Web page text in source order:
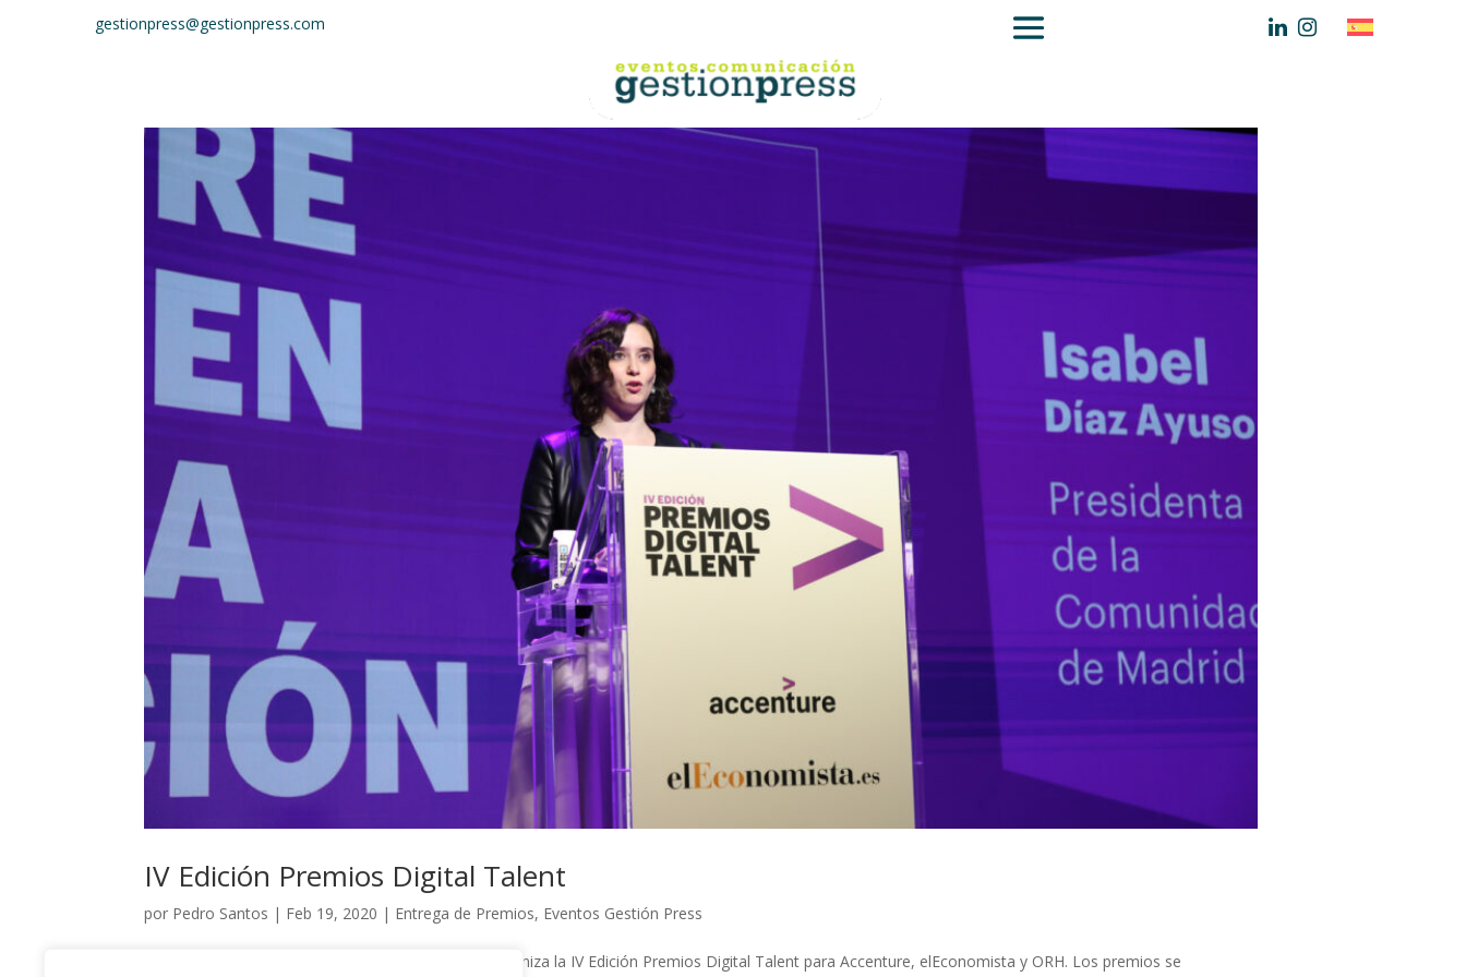
gestionpress@gestionpress.com
IV Edición Premios Digital Talent
por Pedro Santos | Feb 19, 2020 | Entrega de Premios, Eventos Gestión Press
IV Edición Premios Digital Talent Gestión Press organiza la IV Edición Premios Digital Talent para Accenture, elEconomista y ORH. Los premios se